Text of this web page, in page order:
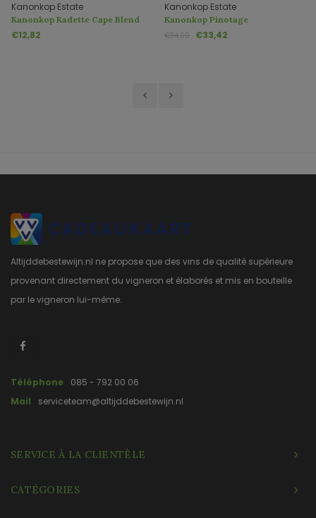
Kanonkop Estate
Kanonkop Kadette Cape Blend
€12,82
Kanonkop Estate
Kanonkop Pinotage
€34,00 €33,42
Altijddebestewijn.nl ne propose que des vins de qualité supérieure
provenant directement du vigneron et élaborés et mis en bouteille
par le vigneron lui-même.
Téléphone
085 - 792 00 06
Mail
serviceteam@altijddebestewijn.nl
SERVICE À LA CLIENTÈLE
CATÉGORIES